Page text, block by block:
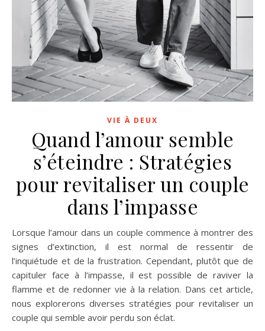
VIE À DEUX
Quand l’amour semble
s’éteindre : Stratégies
pour revitaliser un couple
dans l’impasse
Lorsque l’amour dans un couple commence à montrer des
signes d’extinction, il est normal de ressentir de
l’inquiétude et de la frustration. Cependant, plutôt que de
capituler face à l’impasse, il est possible de raviver la
flamme et de redonner vie à la relation. Dans cet article,
nous explorerons diverses stratégies pour revitaliser un
couple qui semble avoir perdu son éclat.